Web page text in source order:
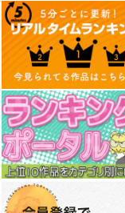
ゴールドシップ風雲録
7
雪墨庵
660円（税込）
ウマ娘 プリティーダービー
ゴールドシップ
ノーリーズン
カルストンライトオ
サンプル
カート
姉喰い勇者と貞操逆転
帝国のお姉ちゃん! ゴ
ミスキルとバカにされ
続けた姉喰いギフトの
少年、スキル覚醒し帝
国最強七大女将軍を堕
としまくる。 3
一二三書房
935円（税込）
サンプル